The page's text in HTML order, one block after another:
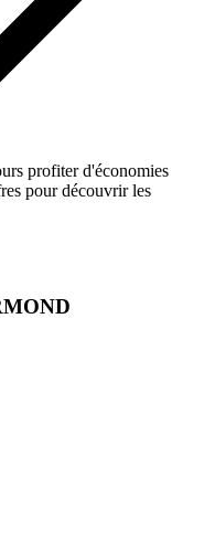
profiter d'économies
pour découvrir les